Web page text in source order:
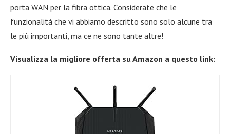
porta WAN per la fibra ottica. Considerate che le
funzionalità che vi abbiamo descritto sono solo alcune tra
le più importanti, ma ce ne sono tante altre!
Visualizza la migliore offerta su Amazon a questo link: